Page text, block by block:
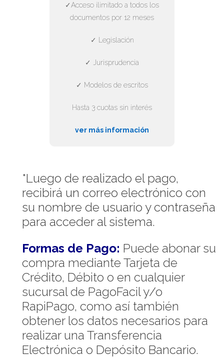
✓Acceso ilimitado a todos los
documentos por 12 meses
✓ Legislación
✓ Jurisprudencia
✓ Modelos de escritos
Hasta 3 cuotas sin interés
ver más información
*Luego de realizado el pago,
recibirá un correo electrónico con
su nombre de usuario y contraseña
para acceder al sistema.
Formas de Pago: Puede abonar su
compra mediante Tarjeta de
Crédito, Débito o en cualquier
sucursal de PagoFacil y/o
RapiPago, como así también
obtener los datos necesarios para
realizar una Transferencia
Electrónica o Depósito Bancario.